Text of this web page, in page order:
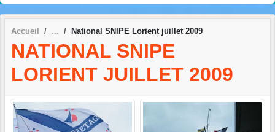
Accueil National SNIPE Lorient juillet 2009
NATIONAL SNIPE
LORIENT JUILLET 2009